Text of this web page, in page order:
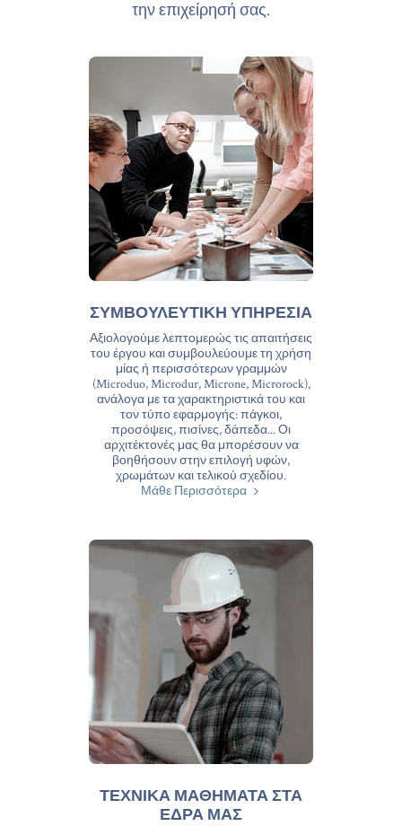
την επιχείρησή σας.
ΣΥΜΒΟΥΛΕΥΤΙΚΗ ΥΠΗΡΕΣΙΑ
Αξιολογούμε λεπτομερώς τις απαιτήσεις
του έργου και συμβουλεύουμε τη χρήση
μίας ή περισσότερων γραμμών
(Microduo, Microdur, Microne, Microrock),
ανάλογα με τα χαρακτηριστικά του και
τον τύπο εφαρμογής: πάγκοι,
προσόψεις, πισίνες, δάπεδα... Οι
αρχιτέκτονές μας θα μπορέσουν να
βοηθήσουν στην επιλογή υφών,
χρωμάτων και τελικού σχεδίου.
Μάθε Περισσότερα
ΤΕΧΝΙΚΑ ΜΑΘΗΜΑΤΑ ΣΤΑ
ΕΔΡΑ ΜΑΣ